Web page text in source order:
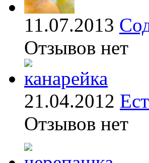
11.07.2013
Отзывов нет
21.04.2012
Отзывов нет